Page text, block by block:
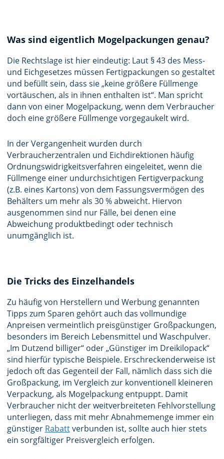
Was sind eigentlich Mogelpackungen genau?
Die Rechtslage ist hier eindeutig: Laut § 43 des Mess-
und Eichgesetzes müssen Fertigpackungen so gestaltet
und befüllt sein, dass sie „keine größere Füllmenge
vortäuschen, als in ihnen enthalten ist“. Man spricht
dann von einer Mogelpackung, wenn dem Verbraucher
doch eine größere Füllmenge vorgegaukelt wird.
In der Vergangenheit wurden durch
Verbraucherzentralen und Eichdirektionen häufig
Ordnungswidrigkeitsverfahren eingeleitet, wenn die
Füllmenge einer undurchsichtigen Fertigverpackung
(z.B. eines Kartons) von dem Fassungsvermögen des
Behälters um mehr als 30 % abweicht. Hiervon
ausgenommen sind nur Fälle, bei denen eine
Abweichung produktbedingt oder technisch
unumgänglich ist.
Die Tricks des Einzelhandels
Zu häufig von Herstellern und Werbung genannten
Tipps zum Sparen gehört auch das vollmundige
Anpreisen vermeintlich preisgünstiger Großpackungen,
besonders im Bereich Lebensmittel und Waschpulver.
„Im Dutzend billiger“ oder „Günstiger im Dreikilopack“
sind hierfür typische Beispiele. Erschreckenderweise ist
jedoch oft das Gegenteil der Fall, nämlich dass sich die
Großpackung, im Vergleich zur konventionell kleineren
Verpackung, als Mogelpackung entpuppt. Damit
Verbraucher nicht der weitverbreiteten Fehlvorstellung
unterliegen, dass mit mehr Abnahmemenge immer ein
günstiger Rabattverbunden ist, sollte auch hier stets
ein sorgfältiger Preisvergleich erfolgen.